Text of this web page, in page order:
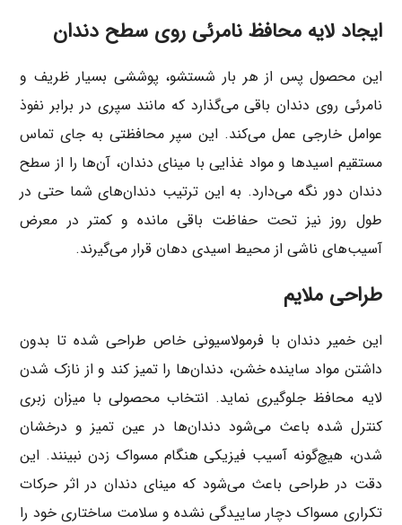
ایجاد لایه محافظ نامرئی روی سطح دندان
این محصول پس از هر بار شستشو، پوششی بسیار ظریف و
نامرئی روی دندان باقی می‌گذارد که مانند سپری در برابر نفوذ
عوامل خارجی عمل می‌کند. این سپر محافظتی به جای تماس
مستقیم اسیدها و مواد غذایی با مینای دندان، آن‌ها را از سطح
دندان دور نگه می‌دارد. به این ترتیب دندان‌های شما حتی در
طول روز نیز تحت حفاظت باقی مانده و کمتر در معرض
آسیب‌های ناشی از محیط اسیدی دهان قرار می‌گیرند.
طراحی ملایم
این خمیر دندان با فرمولاسیونی خاص طراحی شده تا بدون
داشتن مواد ساینده خشن، دندان‌ها را تمیز کند و از نازک شدن
لایه محافظ جلوگیری نماید. انتخاب محصولی با میزان زبری
کنترل شده باعث می‌شود دندان‌ها در عین تمیز و درخشان
شدن، هیچ‌گونه آسیب فیزیکی هنگام مسواک زدن نبینند. این
دقت در طراحی باعث می‌شود که مینای دندان در اثر حرکات
تکراری مسواک دچار ساییدگی نشده و سلامت ساختاری خود را